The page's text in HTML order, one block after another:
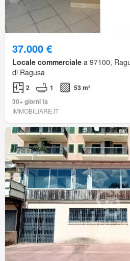
37.000 €
Locale commerciale a 97100,
di Ragusa
2 1
53 m²
30+ giorni fa
IMMOBILIARE.IT